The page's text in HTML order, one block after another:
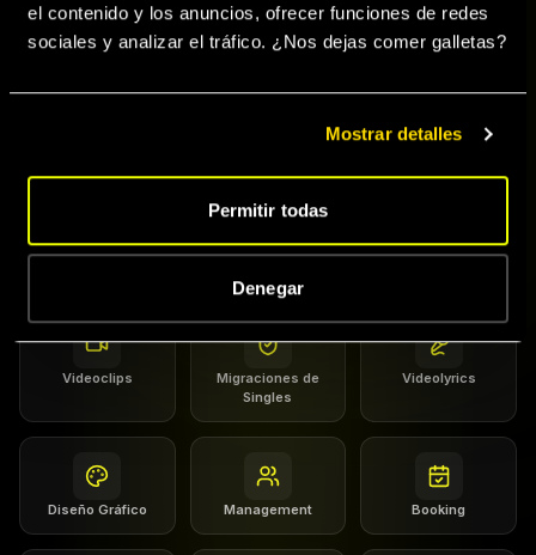
el contenido y los anuncios, ofrecer funciones de redes
Mostrar detalles
Permitir todas
Denegar
Marketing Musical
Producción
Composición
Videoclips
Migraciones de
Singles
Videolyrics
Diseño Gráfico Management Booking